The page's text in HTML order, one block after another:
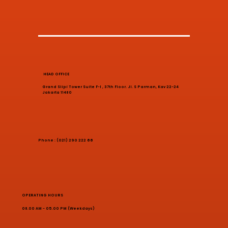
HEAD OFFICE
Grand Slipi Tower Suite F-I , 37th Floor. Jl. S Parman, Kav 22-24
Jakarta 11480
Phone : (021) 290 222 66
OPERATING HOURS
08.00 AM - 05.00 PM (Weekdays)